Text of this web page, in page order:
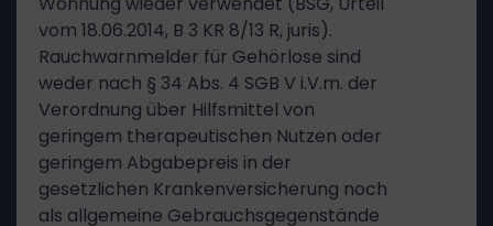
vom 18.06.2014, B 3 KR 8/13 R, juris).
Rauchwarnmelder für Gehörlose sind
weder nach § 34 Abs. 4 SGB V i.V.m. der
Verordnung über Hilfsmittel von
geringem therapeutischen Nutzen oder
geringem Abgabepreis in der
gesetzlichen Krankenversicherung noch
als allgemeine Gebrauchsgegenstände